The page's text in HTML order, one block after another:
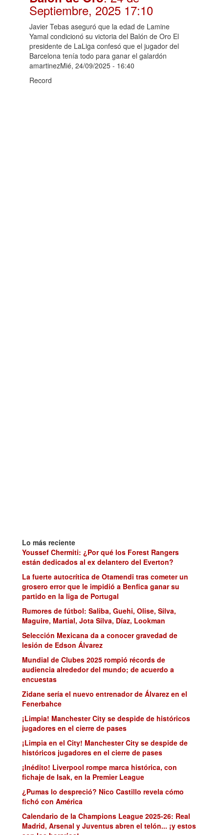
Septiembre, 2025 17:10
Javier Tebas aseguró que la edad de Lamine
Yamal condicionó su victoria del Balón de Oro El
presidente de LaLiga confesó que el jugador del
Barcelona tenía todo para ganar el galardón
amartinezMié, 24/09/2025 - 16:40
Record
Lo más reciente
Youssef Chermiti: ¿Por qué los Forest Rangers
están dedicados al ex delantero del Everton?
La fuerte autocrítica de Otamendi tras cometer un
grosero error que le impidió a Benfica ganar su
partido en la liga de Portugal
Rumores de fútbol: Saliba, Guehi, Olise, Silva,
Maguire, Martial, Jota Silva, Díaz, Lookman
Selección Mexicana da a conocer gravedad de
lesión de Edson Álvarez
Mundial de Clubes 2025 rompió récords de
audiencia alrededor del mundo; de acuerdo a
encuestas
Zidane sería el nuevo entrenador de Álvarez en el
Fenerbahce
¡Limpia! Manchester City se despide de históricos
jugadores en el cierre de pases
¡Limpia en el City! Manchester City se despide de
históricos jugadores en el cierre de pases
¡Inédito! Liverpool rompe marca histórica, con
fichaje de Isak, en la Premier League
¿Pumas lo despreció? Nico Castillo revela cómo
fichó con América
Calendario de la Champions League 2025-26: Real
Madrid, Arsenal y Juventus abren el telón... ¡y estos